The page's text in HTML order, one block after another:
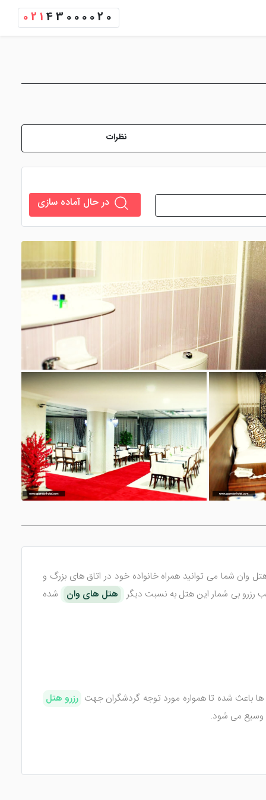
021 43000020
نظرات
در حال آماده سازی
وان شما می توانید همراه خانواده خود در اتاق های بزرگ و
رزرو بی شمار این هتل به نسبت دیگر هتل های وان
شده
باعث شده تا همواره مورد توجه گردشگران جهت رزرو هتل
بهداشتی، سشوار و ملزومات بهداشتی، سیستم سرمایشی و